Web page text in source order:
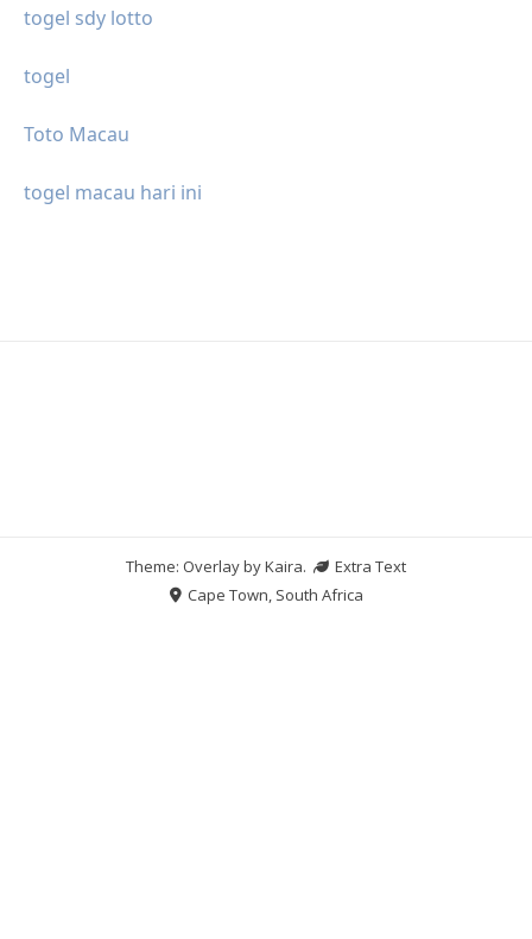
togel sdy lotto
togel
Toto Macau
togel macau hari ini
Theme: Overlay byKaira.
Extra Text
Cape Town, South Africa